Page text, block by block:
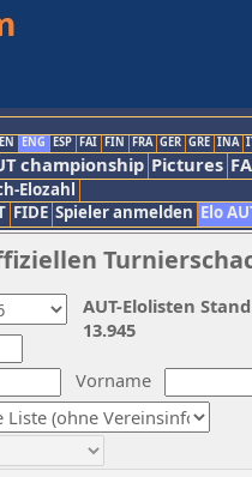
ENG ESP FAI FIN FRA GER GRE INA
championship Pictures
Elozahl
FIDE Spieler anmelden Elo
Vorname
AUT-Elolisten
13.945